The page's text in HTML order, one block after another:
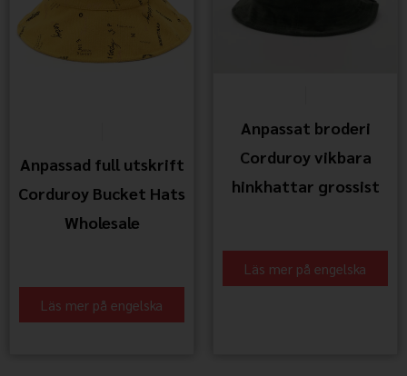
Anpassad full utskrift
Corduroy Bucket Hats
Wholesale
Läs mer på engelska
Anpassat broderi
Corduroy vikbara
hinkhattar grossist
Läs mer på engelska